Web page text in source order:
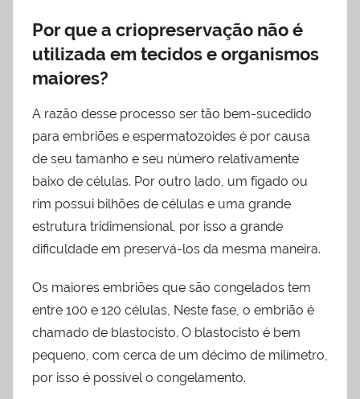
Por que a criopreservação não é
utilizada em tecidos e organismos
maiores?
A razão desse processo ser tão bem-sucedido
para embriões e espermatozoides é por causa
de seu tamanho e seu número relativamente
baixo de células. Por outro lado, um fígado ou
rim possui bilhões de células e uma grande
estrutura tridimensional, por isso a grande
dificuldade em preservá-los da mesma maneira.
Os maiores embriões que são congelados tem
entre 100 e 120 células, Neste fase, o embrião é
chamado de blastocisto. O blastocisto é bem
pequeno, com cerca de um décimo de milímetro,
por isso é possível o congelamento.